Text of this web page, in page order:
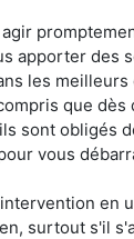
apporter des
les meilleurs
que dès
sont obligés
vous
en
surtout s'il